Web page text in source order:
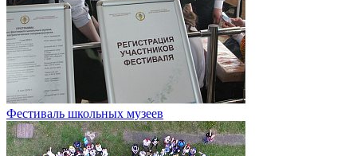
Фестиваль школьных музеев